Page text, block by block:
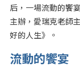
后，一場流動的饗
主辦，愛瑞克老師
好的人生》。
流動的饗宴